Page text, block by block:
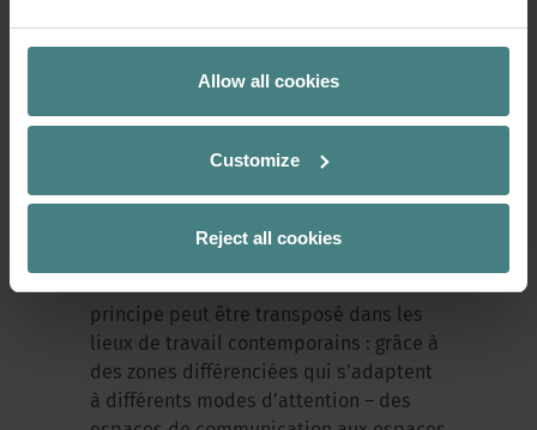
Allow all cookies
Customize
Reject all cookies
de stimuli, mais la cohérence. Une
bibliothèque en est un exemple clair :
et le mobilier favorisent tous la lecture
et la réflexion sans pour autant paraître
Sedus INSIGHTS illustre comment ce
principe peut être transposé dans les
lieux de travail contemporains : grâce à
des zones différenciées qui s’adaptent
à différents modes d’attention – des